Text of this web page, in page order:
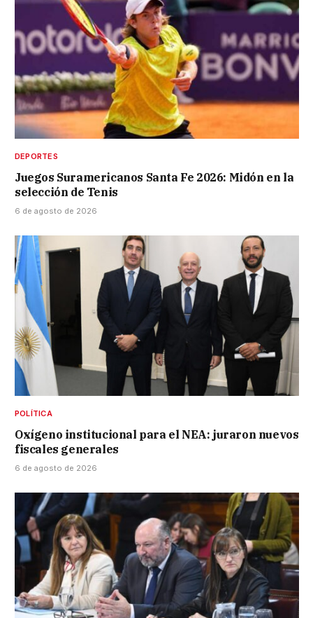
DEPORTES
Juegos Suramericanos Santa Fe 2026: Midón en la
selección de Tenis
6 de agosto de 2026
POLÍTICA
Oxígeno institucional para el NEA: juraron nuevos
fiscales generales
6 de agosto de 2026